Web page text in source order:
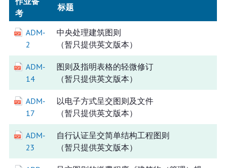
考
标题
ADM-
2
中央处理建筑图则
（暂只提供英文版本）
ADM-
14
图则及指明表格的轻微修订
（暂只提供英文版本）
ADM-
17
以电子方式呈交图则及文件
（暂只提供英文版本）
ADM-
23
自行认证呈交简单结构工程图则
（暂只提供英文版本）